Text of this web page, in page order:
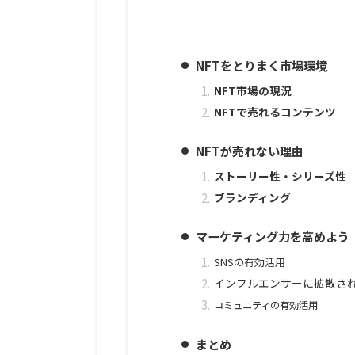
NFTをとりまく市場環境
NFT市場の現況
NFTで売れるコンテンツ
NFTが売れない理由
ストーリー性・シリーズ性
ブランディング
マーケティング力を高めよう
SNSの有効活用
インフルエンサーに拡散さ
コミュニティの有効活用
まとめ